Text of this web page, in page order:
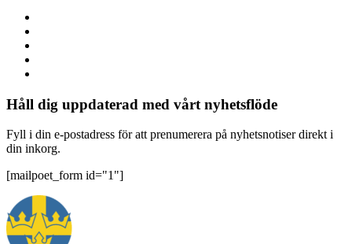
Håll dig uppdaterad med vårt nyhetsflöde
Fyll i din e-postadress för att prenumerera på nyhetsnotiser direkt i
din inkorg.
[mailpoet_form id="1"]